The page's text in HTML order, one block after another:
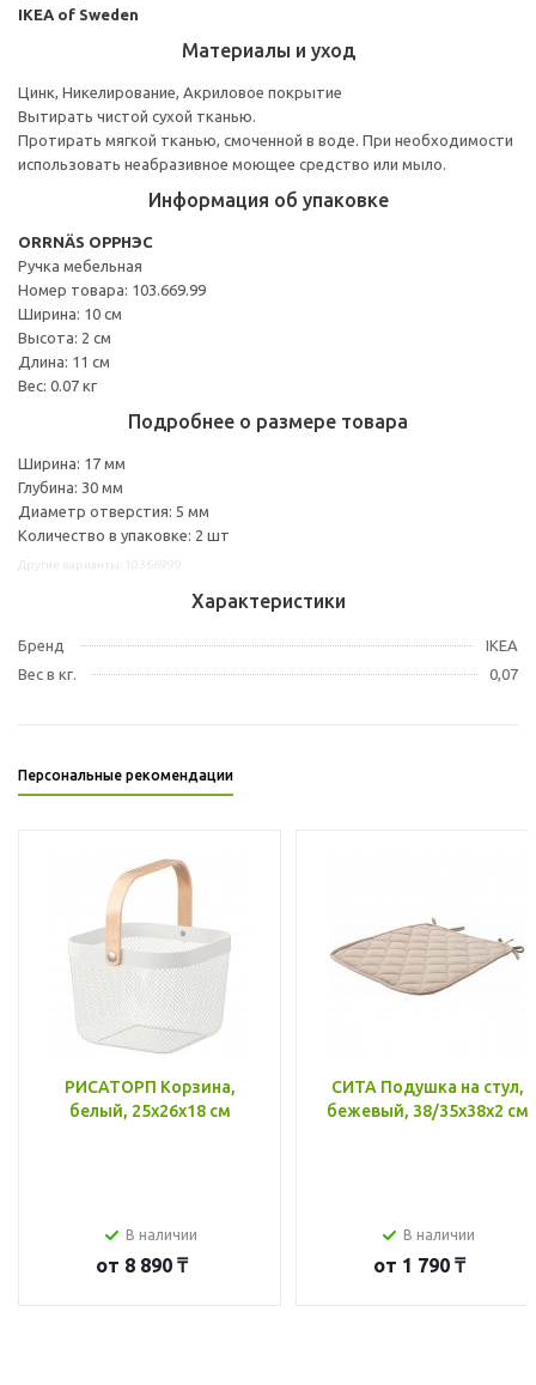
IKEA of Sweden
Материалы и уход
Цинк, Никелирование, Акриловое покрытие
Вытирать чистой сухой тканью.
Протирать мягкой тканью, смоченной в воде. При необходимости
использовать неабразивное моющее средство или мыло.
Информация об упаковке
ORRNÄS ОРРНЭС
Ручка мебельная
Номер товара: 103.669.99
Ширина: 10 см
Высота: 2 см
Длина: 11 см
Вес: 0.07 кг
Подробнее о размере товара
Ширина: 17 мм
Глубина: 30 мм
Диаметр отверстия: 5 мм
Количество в упаковке: 2 шт
Характеристики
Бренд
IKEA
Вес в кг.
0,07
Персональные рекомендации
РИСАТОРП Корзина,
белый, 25x26x18 см
В наличии
от 8 890 ₸
СИТА Подушка на стул,
бежевый, 38/35x38x2 см
В наличии
от 1 790 ₸